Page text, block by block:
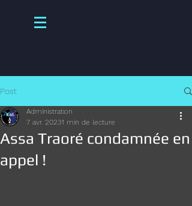
Post
Assa Traoré condamnée en
appel !
Administration
7 avr. 20231 min de lecture